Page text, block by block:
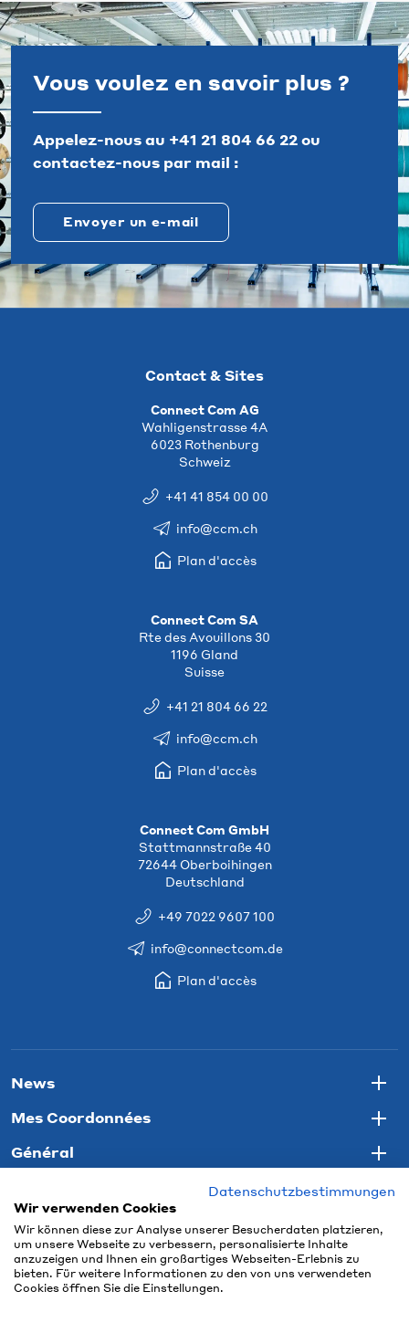
Vous voulez en savoir plus ?
Appelez-nous au +41 21 804 66 22ou
contactez-nous par mail :
Envoyer un e-mail
Contact & Sites
Connect Com AG
Wahligenstrasse 4A
6023 Rothenburg
Schweiz
+41 41 854 00 00
info@ccm.ch
Plan d'accès
Connect Com SA
Rte des Avouillons 30
1196 Gland
Suisse
+41 21 804 66 22
info@ccm.ch
Plan d'accès
Connect Com GmbH
Stattmannstraße 40
72644 Oberboihingen
Deutschland
+49 7022 9607 100
info@connectcom.de
Plan d'accès
News
Mes Coordonnées
Général
Datenschutzbestimmungen
Wir verwenden Cookies
Wir können diese zur Analyse unserer Besucherdaten platzieren,
um unsere Webseite zu verbessern, personalisierte Inhalte
anzuzeigen und Ihnen ein großartiges Webseiten-Erlebnis zu
bieten. Für weitere Informationen zu den von uns verwendeten
Cookies öffnen Sie die Einstellungen.